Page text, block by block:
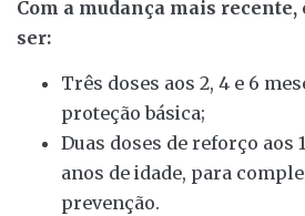
Com a mudança mais recente,
ser:
Três doses aos 2, 4 e 6
proteção básica;
Duas doses de reforço aos
anos de idade, para
prevenção.